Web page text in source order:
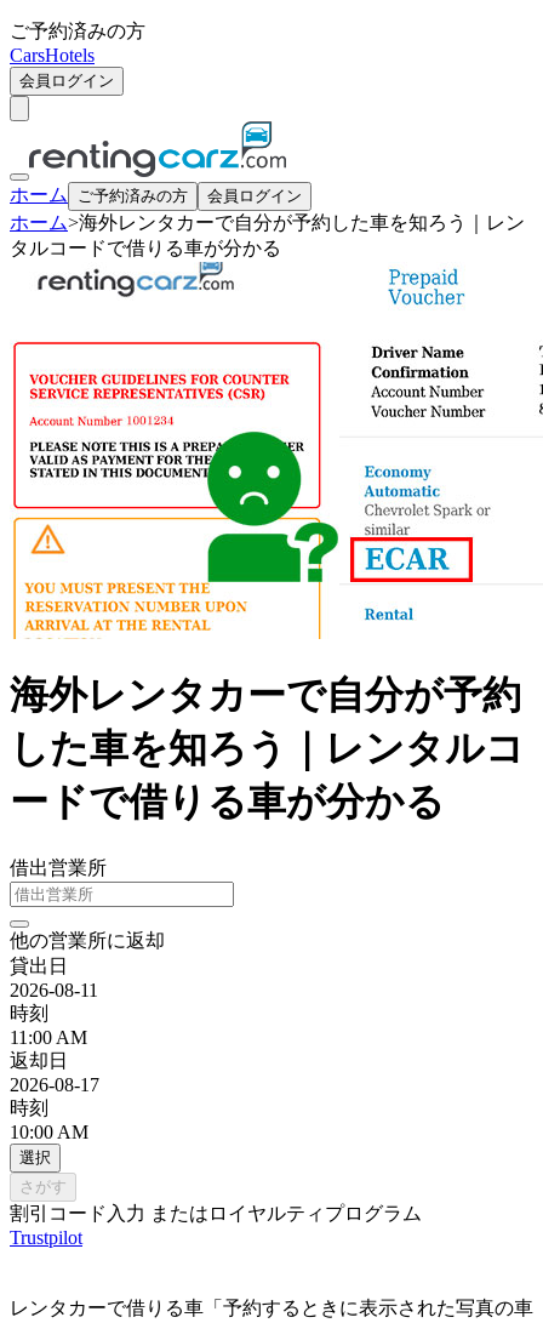
ご予約済みの方
CarsHotels
会員ログイン
ホーム ご予約済みの方 会員ログイン
ホーム>海外レンタカーで自分が予約した車を知ろう｜レン
タルコードで借りる車が分かる
海外レンタカーで自分が予約
した車を知ろう｜レンタルコ
ードで借りる車が分かる
借出営業所
他の営業所に返却
貸出日
2026-08-11
時刻
11:00 AM
返却日
2026-08-17
時刻
10:00 AM
選択
さがす
割引コード入力 またはロイヤルティプログラム
Trustpilot
レンタカーで借りる車「予約するときに表示された写真の車